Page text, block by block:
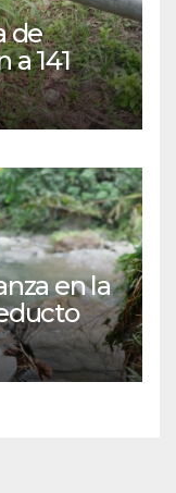
de
141
en la